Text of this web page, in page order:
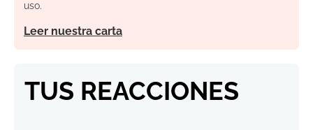
uso.
Leer nuestra carta
TUS REACCIONES